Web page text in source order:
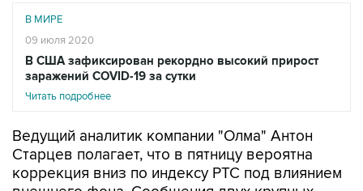
В МИРЕ
09 июля 2020
В США зафиксирован рекордно высокий прирост
заражений COVID-19 за сутки
Читать подробнее
Ведущий аналитик компании "Олма" Антон
Старцев полагает, что в пятницу вероятна
коррекция вниз по индексу РТС под влиянием